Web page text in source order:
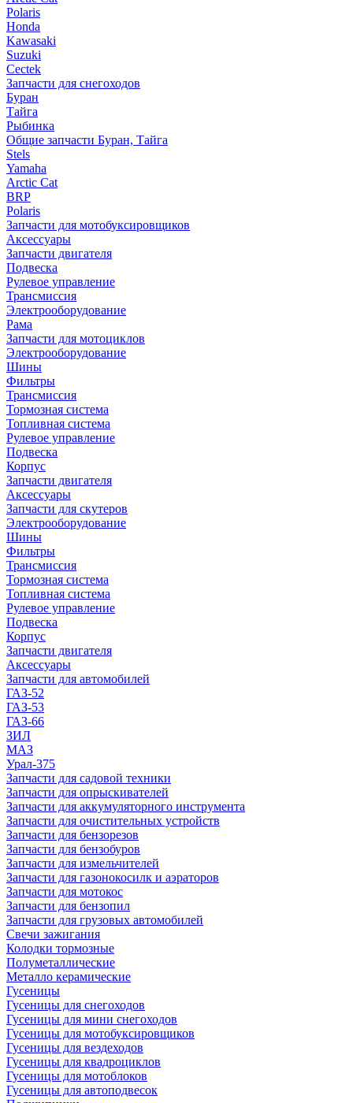
Polaris
Honda
Kawasaki
Suzuki
Cectek
Запчасти для снегоходов
Буран
Тайга
Рыбинка
Общие запчасти Буран, Тайга
Stels
Yamaha
Arctic Cat
BRP
Polaris
Запчасти для мотобуксировщиков
Аксессуары
Запчасти двигателя
Подвеска
Рулевое управление
Трансмиссия
Электрооборудование
Рама
Запчасти для мотоциклов
Электрооборудование
Шины
Фильтры
Трансмиссия
Тормозная система
Топливная система
Рулевое управление
Подвеска
Корпус
Запчасти двигателя
Аксессуары
Запчасти для скутеров
Электрооборудование
Шины
Фильтры
Трансмиссия
Тормозная система
Топливная система
Рулевое управление
Подвеска
Корпус
Запчасти двигателя
Аксессуары
Запчасти для автомобилей
ГАЗ-52
ГАЗ-53
ГАЗ-66
ЗИЛ
МАЗ
Урал-375
Запчасти для садовой техники
Запчасти для опрыскивателей
Запчасти для аккумуляторного инструмента
Запчасти для очистительных устройств
Запчасти для бензорезов
Запчасти для бензобуров
Запчасти для измельчителей
Запчасти для газонокосилк и аэраторов
Запчасти для мотокос
Запчасти для бензопил
Запчасти для грузовых автомобилей
Свечи зажигания
Колодки тормозные
Полуметаллические
Металло керамические
Гусеницы
Гусеницы для снегоходов
Гусеницы для мини снегоходов
Гусеницы для мотобуксировщиков
Гусеницы для вездеходов
Гусеницы для квадроциклов
Гусеницы для мотоблоков
Гусеницы для автоподвесок